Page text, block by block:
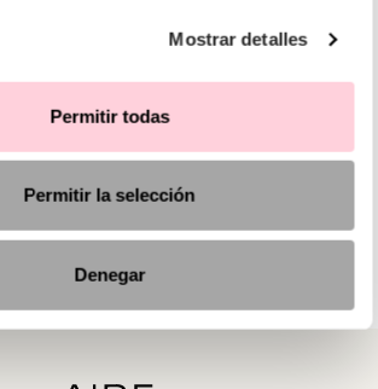
Mostrar detalles
Permitir todas
Permitir la selección
Denegar